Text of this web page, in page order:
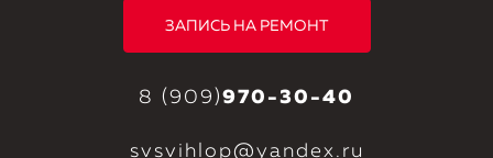
ЗАПИСЬ НА РЕМОНТ
8 (909)970-30-40
svsvihlop@yandex.ru